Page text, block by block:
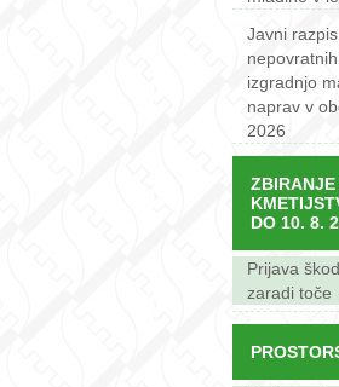
Javni
izgradnjo
naprav v
2026
ZBIRANJE
DO 10. 8.
Prijava
zaradi toče